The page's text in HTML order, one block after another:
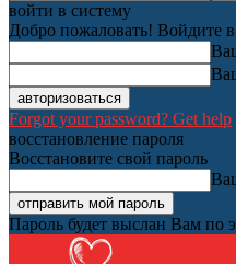
войти в систему
Добро пожаловать! Войдите
Forgot your password? Get help
восстановление пароля
Восстановите свой пароль
Пароль будет выслан Вам по